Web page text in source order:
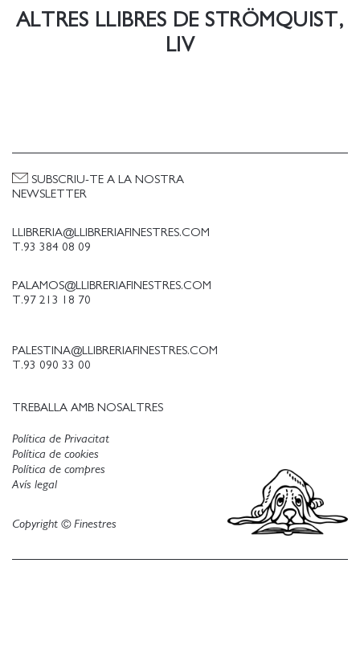
ALTRES LLIBRES DE STRÖMQUIST,
LIV
LLIBRERIA@LLIBRERIAFINESTRES.COM
T.93 384 08 09
PALAMOS@LLIBRERIAFINESTRES.COM
T.97 213 18 70
PALESTINA@LLIBRERIAFINESTRES.COM
T.93 090 33 00
TREBALLA AMB NOSALTRES
SUBSCRIU-TE A LA NOSTRA
NEWSLETTER
Política de Privacitat
Política de cookies
Avís legal
Política de compres
Copyright © Finestres